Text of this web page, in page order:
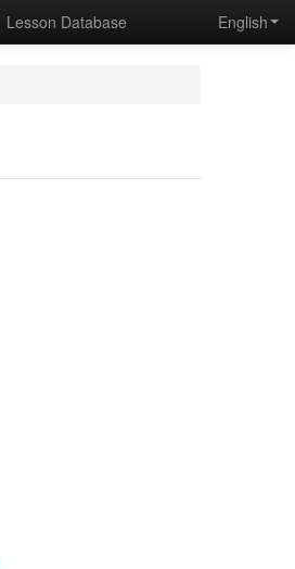
Lesson Database English